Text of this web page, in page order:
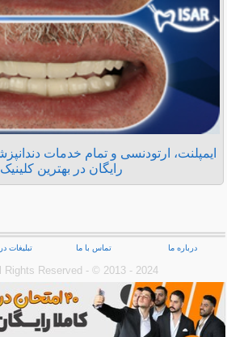
ایمپلنت، ارتودنسی و تمام خدمات
رایگان در بهترین
درباره ما تماس با ما تبلیغات
Rights Reserved - © 2013 - 2024